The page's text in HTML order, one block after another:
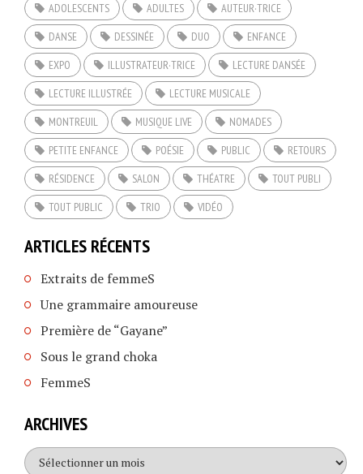
ADOLESCENTS ADULTES
AUTEUR·TRICE
DANSE
DESSINÉE DUO
ENFANCE
EXPO
ILLUSTRATEUR·TRICE
LECTURE DANSÉE
LECTURE ILLUSTRÉE
LECTURE MUSICALE
MONTREUIL
MUSIQUE LIVE
NOMADES
PETITE ENFANCE
POÉSIE PUBLIC
RETOURS
RÉSIDENCE
SALON THÉATRE
TOUT PUBLI
TOUT PUBLIC
TRIO VIDÉO
ARTICLES RÉCENTS
Extraits de femmeS
Une grammaire amoureuse
Première de “Gayane”
Sous le grand choka
FemmeS
ARCHIVES
Archives